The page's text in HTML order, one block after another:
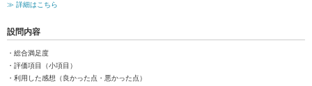
≫ 詳細はこちら
設問内容
・総合満足度
・評価項目（小項目）
・利用した感想（良かった点・悪かった点）